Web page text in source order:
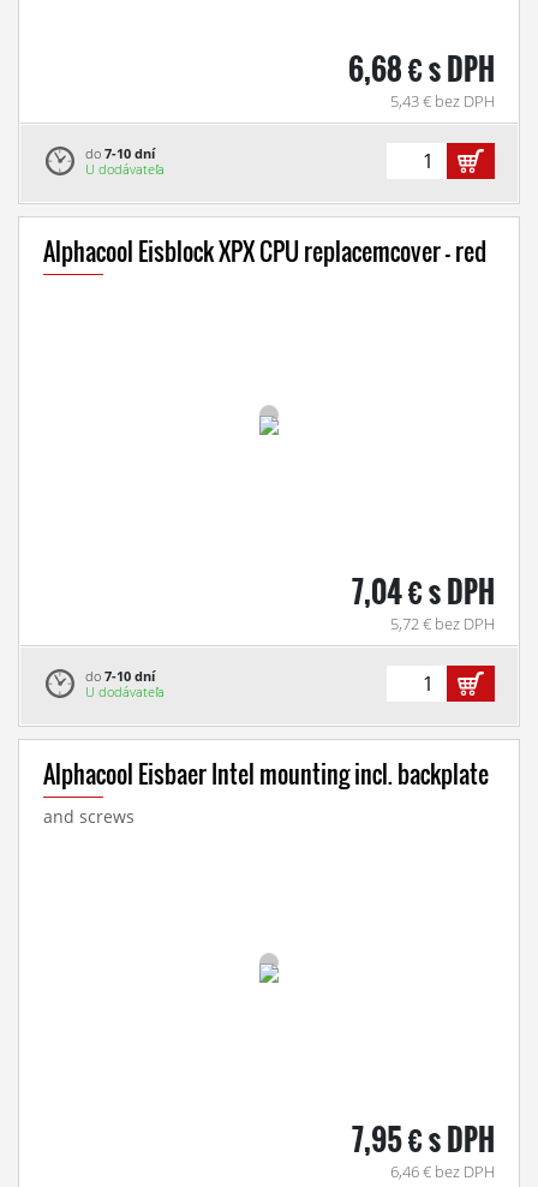
6,68 € s DPH
5,43 € bez DPH
do 7-10 dní
U dodávateľa
Alphacool Eisblock XPX CPU replacemcover - red
7,04 € s DPH
5,72 € bez DPH
do 7-10 dní
U dodávateľa
Alphacool Eisbaer Intel mounting incl. backplate
and screws
7,95 € s DPH
6,46 € bez DPH